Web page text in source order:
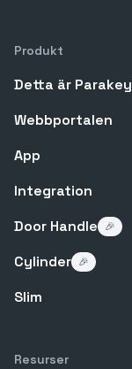
Produkt
Detta är Parakey
Webbportalen
App
Integration
Door Handle
🎉
Cylinder 🎉
Slim
Resurser